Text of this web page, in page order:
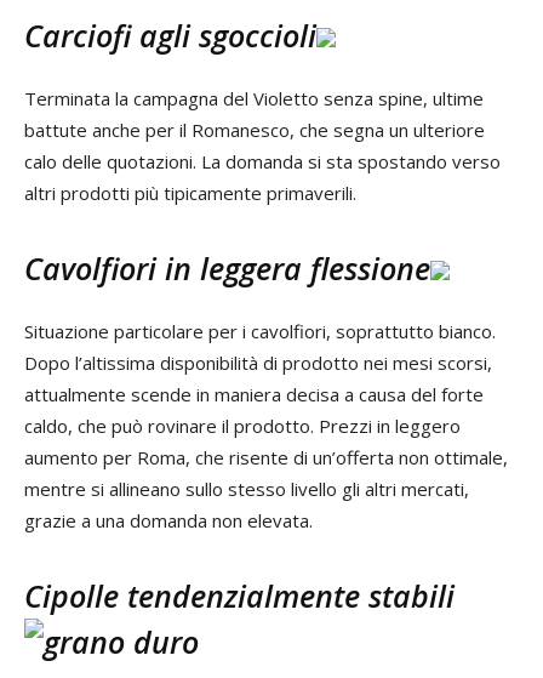
Carciofi agli sgoccioli
Terminata la campagna del Violetto senza spine, ultime
battute anche per il Romanesco, che segna un ulteriore
calo delle quotazioni. La domanda si sta spostando verso
altri prodotti più tipicamente primaverili.
Cavolfiori in leggera flessione
Situazione particolare per i cavolfiori, soprattutto bianco.
Dopo l’altissima disponibilità di prodotto nei mesi scorsi,
attualmente scende in maniera decisa a causa del forte
caldo, che può rovinare il prodotto. Prezzi in leggero
aumento per Roma, che risente di un’offerta non ottimale,
mentre si allineano sullo stesso livello gli altri mercati,
grazie a una domanda non elevata.
Cipolle tendenzialmente stabili